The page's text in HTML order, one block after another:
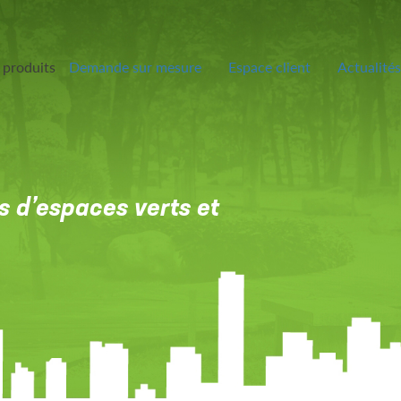
Demande sur mesure Espace client Actualités
verts et